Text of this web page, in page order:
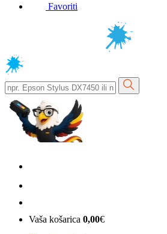
Favoriti
Vaša košarica 0,00€